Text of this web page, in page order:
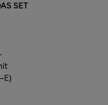
SET